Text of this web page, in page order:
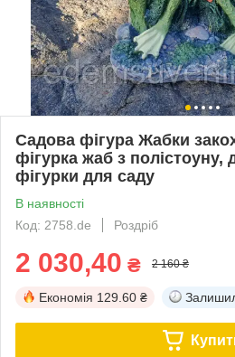
Садова фігура Жабки
фігурка жаб з полістоуну,
фігурки для саду
В наявності
Код: 2758.de
Роздріб
2 030,40 ₴ 2 160 ₴
Економія 129.60 ₴